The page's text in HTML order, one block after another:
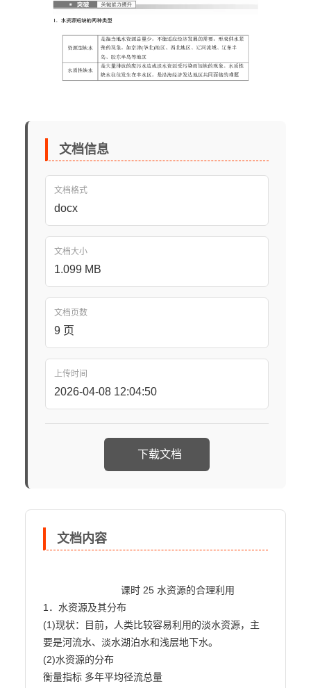
文档信息
文档格式
docx
文档大小
1.099 MB
文档页数
9 页
上传时间
2026-04-08 12:04:50
下载文档
文档内容
1．水资源及其分布
(1)现状：目前，人类比较容易利用的淡水资源，主
要是河流水、淡水湖泊水和浅层地下水。
(2)水资源的分布
衡量指标 多年平均径流总量